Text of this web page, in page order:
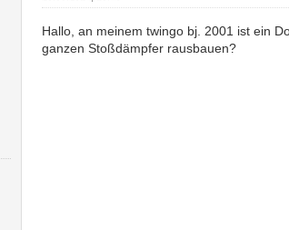
Hallo, an meinem twingo bj. 2001 ist ein
ganzen Stoßdämpfer rausbauen?